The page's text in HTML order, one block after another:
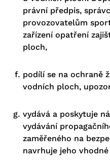
právní předpis,
provozovatelům
zařízení opatření
ploch,
podílí se na ochraně
vodních ploch,
vydává a poskytuje
vydávání
zaměřeného na
navrhuje jeho